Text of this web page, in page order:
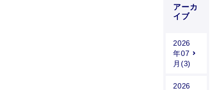
アーカ
イブ
2026
年07
月(3)
2026